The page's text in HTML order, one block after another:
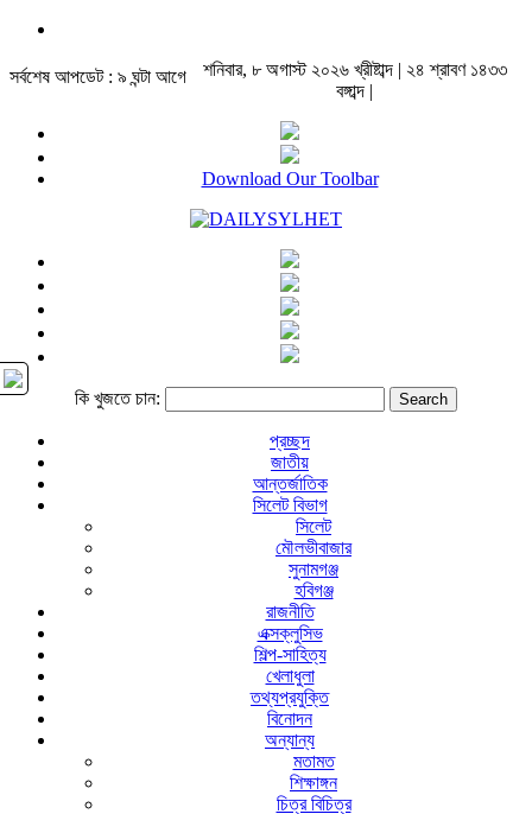
সর্বশেষ আপডেট : ৯ ঘন্টা আগে
শনিবার, ৮ অগাস্ট ২০২৬ খ্রীষ্টাব্দ | ২৪ শ্রাবণ ১৪৩৩
বঙ্গাব্দ |
Download Our Toolbar
কি খুজতে চান:
প্রচ্ছদ
জাতীয়
আন্তর্জাতিক
সিলেট বিভাগ
সিলেট
মৌলভীবাজার
সুনামগঞ্জ
হবিগঞ্জ
রাজনীতি
এক্সক্লুসিভ
শিল্প-সাহিত্য
খেলাধুলা
তথ্যপ্রযুক্তি
বিনোদন
অন্যান্য
মতামত
শিক্ষাঙ্গন
চিত্র বিচিত্র